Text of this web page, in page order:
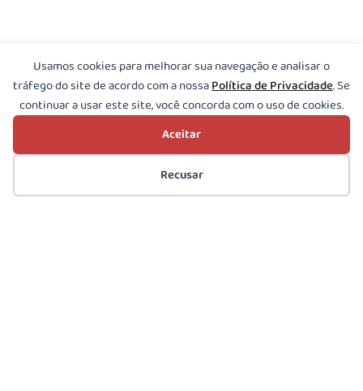
Usamos cookies para melhorar sua navegação e analisar o
tráfego do site de acordo com a nossaPolítica de Privacidade. Se
continuar a usar este site, você concorda com o uso de cookies.
Aceitar
Recusar